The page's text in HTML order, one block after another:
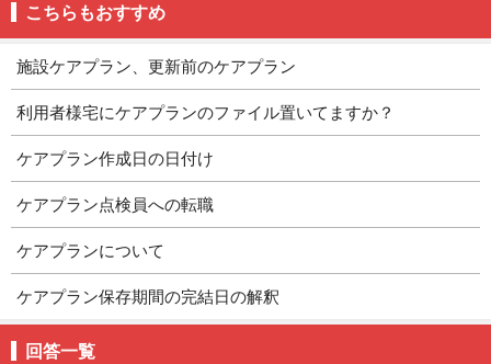
こちらもおすすめ
施設ケアプラン、更新前のケアプラン
利用者様宅にケアプランのファイル置いてますか？
ケアプラン作成日の日付け
ケアプラン点検員への転職
ケアプランについて
ケアプラン保存期間の完結日の解釈
回答一覧